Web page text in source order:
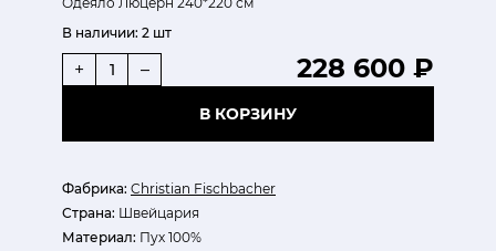
Фабрика: Christian Fischbacher
Страна: Швейцария
Материал: Пух 100%
В наличии: 2 шт
228 600 ₽
+ –
В КОРЗИНУ